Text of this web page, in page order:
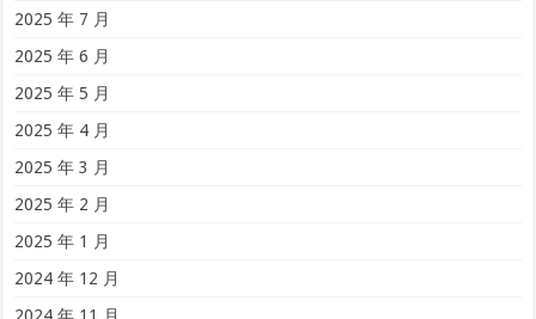
2025 年 7 月
2025 年 6 月
2025 年 5 月
2025 年 4 月
2025 年 3 月
2025 年 2 月
2025 年 1 月
2024 年 12 月